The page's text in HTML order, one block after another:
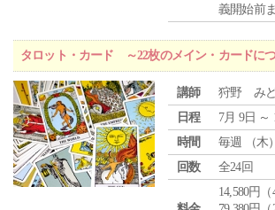
義開始前ま
タロット・カード ～22枚のメイン・カードに
講師
狩野 み
日程
7月 9日 ～
時間
毎週 （木
回数
全24回
14,580円